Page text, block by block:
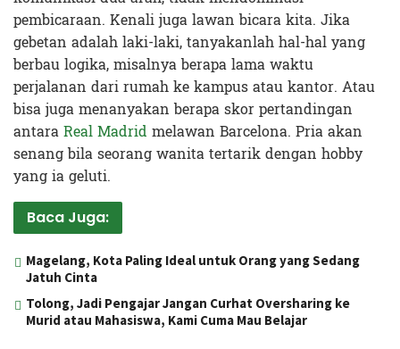
pembicaraan. Kenali juga lawan bicara kita. Jika
gebetan adalah laki-laki, tanyakanlah hal-hal yang
berbau logika, misalnya berapa lama waktu
perjalanan dari rumah ke kampus atau kantor. Atau
bisa juga menanyakan berapa skor pertandingan
antaraReal Madrid melawan Barcelona. Pria akan
senang bila seorang wanita tertarik dengan hobby
yang ia geluti.
Baca Juga:
Magelang, Kota Paling Ideal untuk Orang yang Sedang
Jatuh Cinta
Tolong, Jadi Pengajar Jangan Curhat Oversharing ke
Murid atau Mahasiswa, Kami Cuma Mau Belajar